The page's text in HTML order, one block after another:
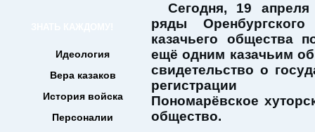
Идеология
Вера казаков
История войска
Персоналии
Сегодня, 19 апреля
ряды Оренбургского
казачьего общества
ещё одним казачьим
свидетельство о
регистрации
Пономарёвское
общество.